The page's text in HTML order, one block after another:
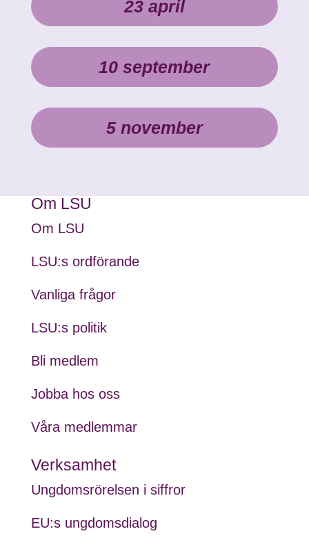
23 april
10 september
5 november
Om LSU
Om LSU
LSU:s ordförande
Vanliga frågor
LSU:s politik
Bli medlem
Jobba hos oss
Våra medlemmar
Verksamhet
Ungdomsrörelsen i siffror
EU:s ungdomsdialog